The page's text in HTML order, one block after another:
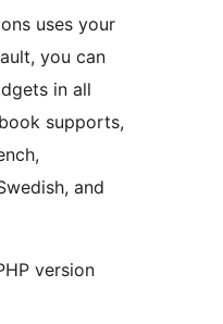
uses your
you can
in all
supports,
and
version